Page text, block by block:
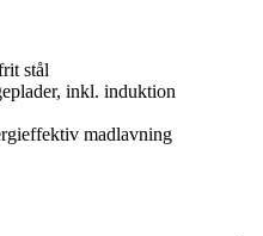
stål
inkl. induktion
madlavning